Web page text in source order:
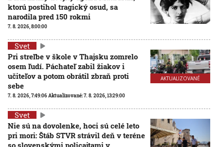
ktorú postihol tragický osud, sa
narodila pred 150 rokmi
7. 8. 2026, 8:00:00
AKTUALIZOVANÉ
Svet
Pri streľbe v škole v Thajsku zomrelo
osem ľudí. Páchateľ zabil žiakov i
učiteľov a potom obrátil zbraň proti
sebe
7. 8. 2026, 7:49:06Aktualizované:7. 8. 2026, 13:29:00
Svet
Nie sú na dovolenke, hoci sú celé leto
pri mori: Štáb STVR strávil deň v teréne